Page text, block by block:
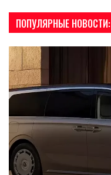
ПОПУЛЯРНЫЕ НОВОСТИ: